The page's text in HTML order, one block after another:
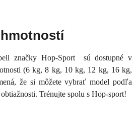
značky Hop-Sport sú dostupné v
(6 kg, 8 kg, 10 kg, 12 kg, 16 kg,
že si môžete vybrať model podľa
Trénujte spolu s Hop-sport!